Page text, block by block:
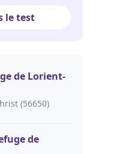
le test
de Lorient-
(56650)
de